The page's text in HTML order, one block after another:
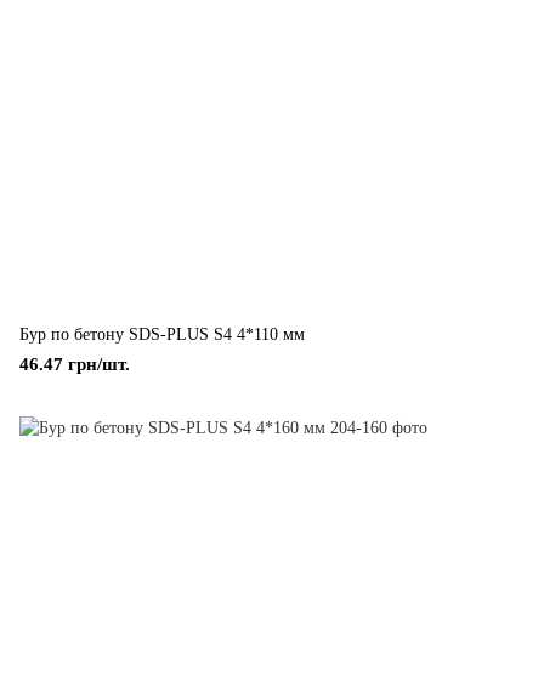
Бур по бетону SDS-PLUS S4 4*110 мм
46.47 грн/шт.